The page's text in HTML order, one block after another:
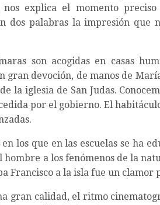
nos explica el momento
dos palabras la impresión que
son acogidas en casas
gran devoción, de manos de
la iglesia de San Judas.
por el gobierno. El
los que en las escuelas se ha
a los fenómenos de la
Francisco a la isla fue un
gran calidad, el ritmo